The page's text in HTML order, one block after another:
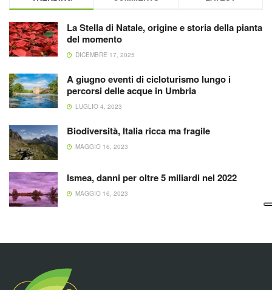
La Stella di Natale, origine e storia della pianta
del momento
DICEMBRE 17, 2025
A giugno eventi di cicloturismo lungo i
percorsi delle acque in Umbria
LUGLIO 4, 2023
Biodiversità, Italia ricca ma fragile
MAGGIO 16, 2023
Ismea, danni per oltre 5 miliardi nel 2022
MAGGIO 16, 2023